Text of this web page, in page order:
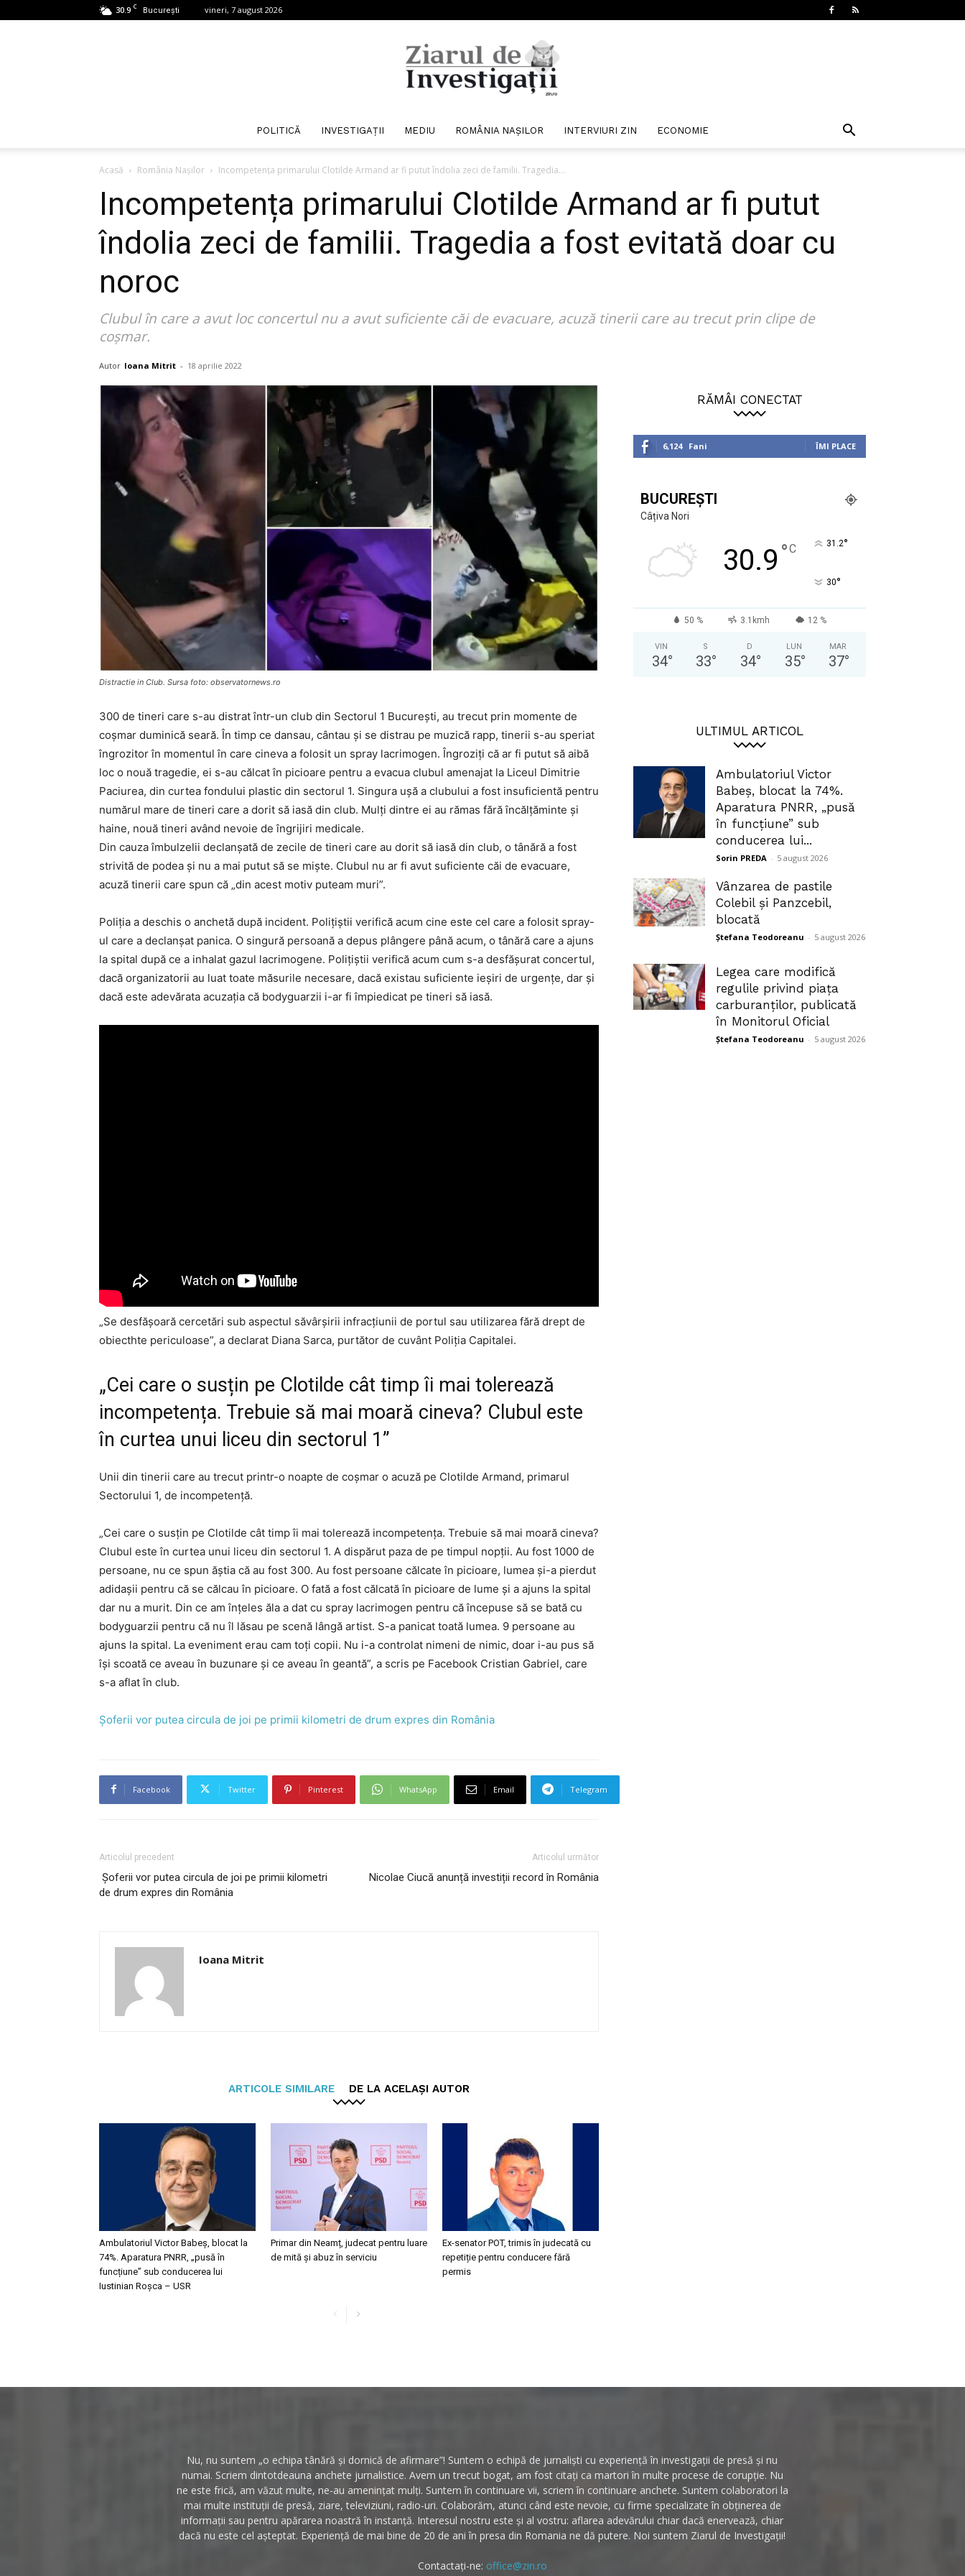
30.9 C București vineri, 7 august 2026
de
POLITICĂ INVESTIGAȚII MEDIU ROMÂNIA NAȘILOR INTERVIURI ZIN ECONOMIE
Acasă România Nașilor Incompetența primarului Clotilde Armand ar fi putut îndolia zeci de familii. Tragedia...
Incompetența primarului Clotilde Armand ar fi putut
îndolia zeci de familii. Tragedia a fost evitată doar cu
noroc
Clubul în care a avut loc concertul nu a avut suficiente căi de evacuare, acuză tinerii care au trecut prin clipe de
coşmar.
Autor Ioana Mitrit - 18 aprilie 2022
Distractie in Club. Sursa foto: observatornews.ro
300 de tineri care s-au distrat într-un club din Sectorul 1 Bucureşti, au trecut prin momente de
coșmar duminică seară. În timp ce dansau, cântau și se distrau pe muzică rapp, tinerii s-au speriat
îngrozitor în momentul în care cineva a folosit un spray lacrimogen. Îngroziți că ar fi putut să aibă
loc o nouă tragedie, ei s-au călcat în picioare pentru a evacua clubul amenajat la Liceul Dimitrie
Paciurea, din curtea fondului plastic din sectorul 1. Singura uşă a clubului a fost insuficientă pentru
numărul mare de tineri care a dorit să iasă din club. Mulţi dintre ei au rămas fără încălţăminte şi
haine, nouă tineri având nevoie de îngrijiri medicale.
Din cauza îmbulzelii declanșată de zecile de tineri care au dorit să iasă din club, o tânără a fost
strivită de podea şi nu a mai putut să se miște. Clubul nu ar fi avut suficiente căi de evacuare,
acuză tinerii care spun că „din acest motiv puteam muri”.
Poliţia a deschis o anchetă după incident. Poliţiştii verifică acum cine este cel care a folosit spray-
ul care a declanşat panica. O singură persoană a depus plângere până acum, o tânără care a ajuns
la spital după ce a inhalat gazul lacrimogene. Poliţiştii verifică acum cum s-a desfăşurat concertul,
dacă organizatorii au luat toate măsurile necesare, dacă existau suficiente ieşiri de urgenţe, dar şi
dacă este adevărata acuzaţia că bodyguarzii i-ar fi împiedicat pe tineri să iasă.
„Se desfăşoară cercetări sub aspectul săvârşirii infracţiunii de portul sau utilizarea fără drept de
obiecthte periculoase”, a declarat Diana Sarca, purtător de cuvânt Poliţia Capitalei.
„Cei care o susțin pe Clotilde cât timp îi mai tolerează
incompetența. Trebuie să mai moară cineva? Clubul este
în curtea unui liceu din sectorul 1”
Unii din tinerii care au trecut printr-o noapte de coşmar o acuză pe Clotilde Armand, primarul
Sectorului 1, de incompetență.
„Cei care o susțin pe Clotilde cât timp îi mai tolerează incompetența. Trebuie să mai moară cineva?
Clubul este în curtea unui liceu din sectorul 1. A dispărut paza de pe timpul nopții. Au fost 1000 de
persoane, nu ce spun ăștia că au fost 300. Au fost persoane călcate în picioare, lumea și-a pierdut
adidașii pentru că se călcau în picioare. O fată a fost călcată în picioare de lume și a ajuns la spital
dar nu a murit. Din ce am înțeles ăla a dat cu spray lacrimogen pentru că începuse să se bată cu
bodyguarzii pentru că nu îl lăsau pe scenă lângă artist. S-a panicat toată lumea. 9 persoane au
ajuns la spital. La eveniment erau cam toți copii. Nu i-a controlat nimeni de nimic, doar i-au pus să
își scoată ce aveau în buzunare și ce aveau în geantă”, a scris pe Facebook Cristian Gabriel, care
s-a aflat în club.
Șoferii vor putea circula de joi pe primii kilometri de drum expres din România
Facebook Twitter Pinterest WhatsApp Email Telegram
Articolul precedent
Șoferii vor putea circula de joi pe primii kilometri
de drum expres din România
Articolul următor
Nicolae Ciucă anunță investiții record în România
Ioana Mitrit
ARTICOLE SIMILARE DE LA ACELAȘI AUTOR
Ambulatoriul Victor Babeș, blocat la
74%. Aparatura PNRR, „pusă în
funcțiune” sub conducerea lui
Iustinian Roșca – USR
Primar din Neamț, judecat pentru luare
de mită și abuz în serviciu
Ex-senator POT, trimis în judecată cu
repetiție pentru conducere fără
permis
RĂMÂI CONECTAT
6,124 Fani ÎMI PLACE
BUCUREȘTI
Câțiva Nori
30.9 °C 31.2°
30°
50 % 3.1kmh 12 %
VIN
34°
S
33°
D
34°
LUN
35°
MAR
37°
ULTIMUL ARTICOL
Ambulatoriul Victor
Babeș, blocat la 74%.
Aparatura PNRR, „pusă
în funcțiune” sub
conducerea lui...
Sorin PREDA - 5 august 2026
Vânzarea de pastile
Colebil și Panzcebil,
blocată
Ștefana Teodoreanu - 5 august 2026
Legea care modifică
regulile privind piața
carburanților, publicată
în Monitorul Oficial
Ștefana Teodoreanu - 5 august 2026
Nu, nu suntem „o echipa tânără și dornică de afirmare”! Suntem o echipă de jurnaliști cu experiență în investigații de presă și nu
numai. Scriem dintotdeauna anchete jurnalistice. Avem un trecut bogat, am fost citați ca martori în multe procese de corupție. Nu
ne este frică, am văzut multe, ne-au amenințat mulți. Suntem în continuare vii, scriem în continuare anchete. Suntem colaboratori la
mai multe instituții de presă, ziare, televiziuni, radio-uri. Colaborăm, atunci când este nevoie, cu firme specializate în obținerea de
informații sau pentru apărarea noastră în instanță. Interesul nostru este și al vostru: aflarea adevărului chiar dacă enervează, chiar
dacă nu este cel așteptat. Experiență de mai bine de 20 de ani în presa din Romania ne dă putere. Noi suntem Ziarul de Investigații!
Contactați-ne: office@zin.ro